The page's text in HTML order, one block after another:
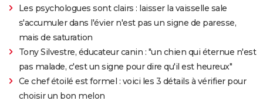
Les psychologues sont clairs : laisser la vaisselle sale
s'accumuler dans l'évier n'est pas un signe de paresse,
mais de saturation
Tony Silvestre, éducateur canin : "un chien qui éternue n'est
pas malade, c'est un signe pour dire qu'il est heureux"
Ce chef étoilé est formel : voici les 3 détails à vérifier pour
choisir un bon melon